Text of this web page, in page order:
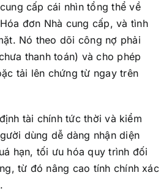
cấp cái nhìn tổng thể về
đơn Nhà cung cấp, và tình
Nó theo dõi công nợ phải
thanh toán) và cho phép
tải lên chứng từ ngay trên
tài chính tức thời và kiểm
dùng dễ dàng nhận diện
hạn, tối ưu hóa quy trình đối
từ đó nâng cao tính chính xác